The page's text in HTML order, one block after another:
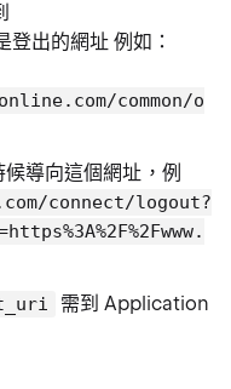
登出的網址 例如：
common/o
導向這個網址，例
connect/logout?
需到 Application